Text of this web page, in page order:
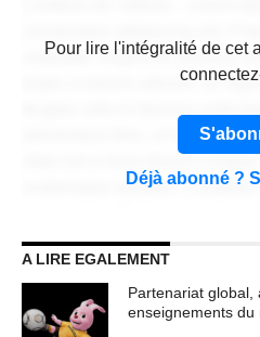
vulputate magna at, pulvinar
turpis a mauris ultrices, ac
elementum felis, ut lacinia
scelerisque sodales.
Lorem ipsum dolor sit amet,
Praesent vel tortor facilisis,
arcu. Maecenas sollicitudin
CONTENU
Pour lire l'intégralité de cet
Déjà abonné ?
A LIRE EGALEMENT
Partenariat global,
enseignements du